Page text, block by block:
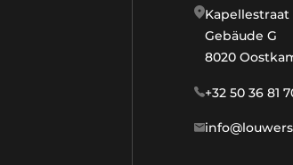
Kapellestraat
Gebäude G
8020
+32 50 36 81